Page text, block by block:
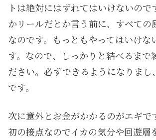
トは絶対にはずれてはいけないので
かリールだとか言う前に、すべての
なのです。もっともやってはいけな
す。なので、しっかりと結べるまで
ださい。必ずできるようになりまし
です。
次に意外とお金がかかるのがエギで
初の接点なのでイカの気分や回遊層